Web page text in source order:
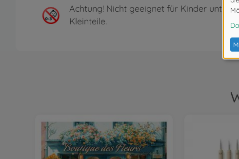
Achtung! Nicht geeignet für Kinder unter 3
Kleinteile.